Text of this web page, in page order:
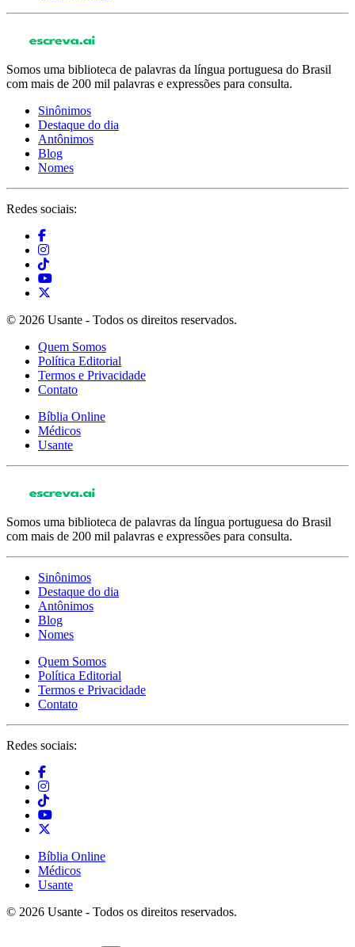
Somos uma biblioteca de palavras da língua portuguesa do Brasil
com mais de 200 mil palavras e expressões para consulta.
Sinônimos
Destaque do dia
Antônimos
Blog
Nomes
Redes sociais:
© 2026 Usante - Todos os direitos reservados.
Quem Somos
Política Editorial
Termos e Privacidade
Contato
Bíblia Online
Médicos
Usante
Somos uma biblioteca de palavras da língua portuguesa do Brasil
com mais de 200 mil palavras e expressões para consulta.
Sinônimos
Destaque do dia
Antônimos
Blog
Nomes
Quem Somos
Política Editorial
Termos e Privacidade
Contato
Redes sociais:
Bíblia Online
Médicos
Usante
© 2026 Usante - Todos os direitos reservados.